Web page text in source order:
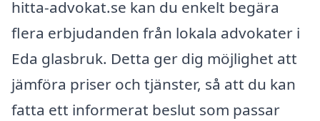
hitta-advokat.se kan du enkelt begära
flera erbjudanden från lokala advokater i
Eda glasbruk. Detta ger dig möjlighet att
jämföra priser och tjänster, så att du kan
fatta ett informerat beslut som passar